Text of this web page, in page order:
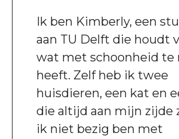
Ik ben Kimberly, een
aan TU Delft die houdt
wat met schoonheid te
heeft. Zelf heb ik twee
huisdieren, een kat en
die altijd aan mijn zijde
ik niet bezig ben met